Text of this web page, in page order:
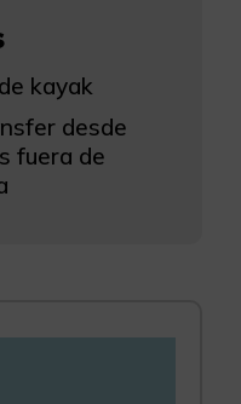
kayak
desde
fuera de